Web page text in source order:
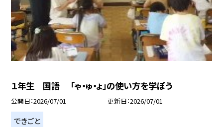
１年生 国語 「ゃ・ゅ・ょ」の使い方を学ぼう
公開日 2026/07/01 更新日 2026/07/01
できごと